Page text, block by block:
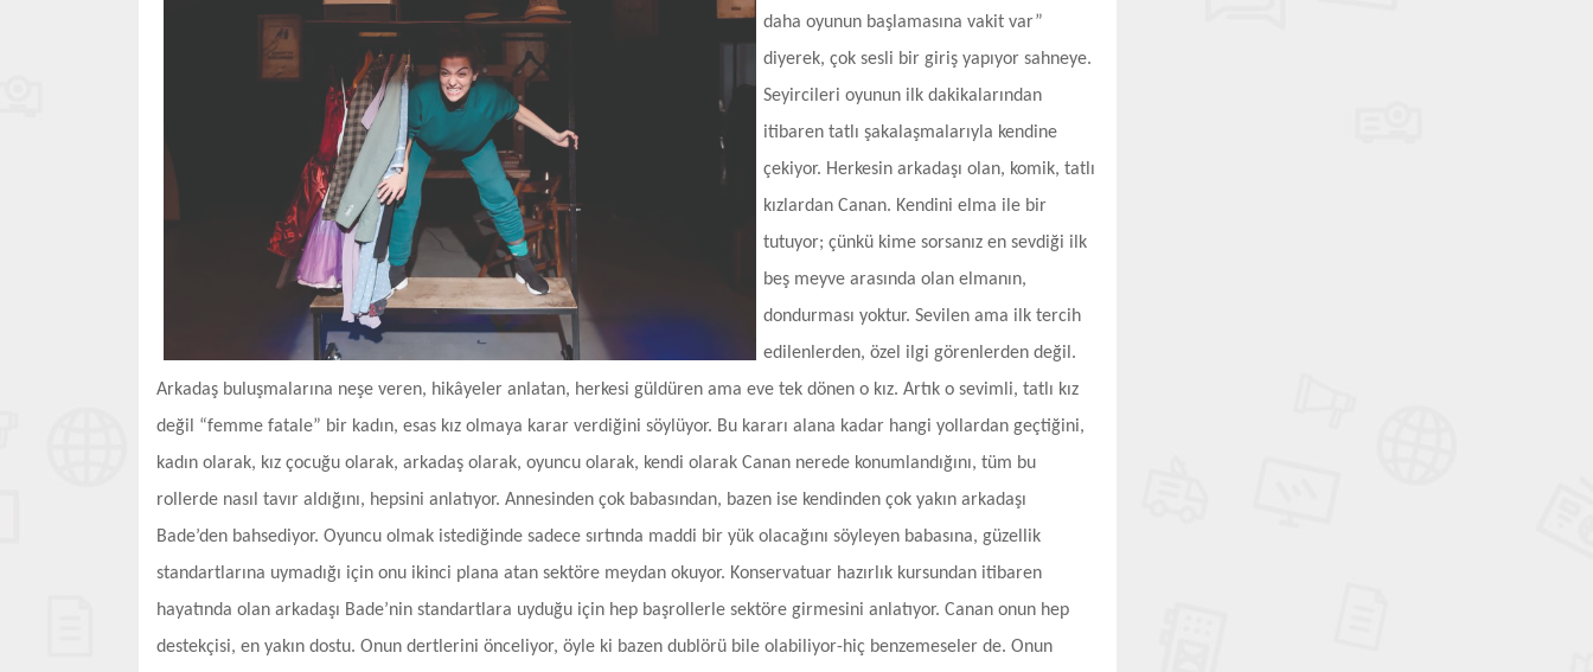
daha oyunun başlamasına vakit var”
diyerek, çok sesli bir giriş yapıyor sahneye.
Seyircileri oyunun ilk dakikalarından
itibaren tatlı şakalaşmalarıyla kendine
çekiyor. Herkesin arkadaşı olan, komik, tatlı
kızlardan Canan. Kendini elma ile bir
tutuyor; çünkü kime sorsanız en sevdiği ilk
beş meyve arasında olan elmanın,
dondurması yoktur. Sevilen ama ilk tercih
edilenlerden, özel ilgi görenlerden değil.
Arkadaş buluşmalarına neşe veren, hikâyeler anlatan, herkesi güldüren ama eve tek dönen o kız. Artık o sevimli, tatlı kız
değil “femme fatale” bir kadın, esas kız olmaya karar verdiğini söylüyor. Bu kararı alana kadar hangi yollardan geçtiğini,
kadın olarak, kız çocuğu olarak, arkadaş olarak, oyuncu olarak, kendi olarak Canan nerede konumlandığını, tüm bu
rollerde nasıl tavır aldığını, hepsini anlatıyor. Annesinden çok babasından, bazen ise kendinden çok yakın arkadaşı
Bade’den bahsediyor. Oyuncu olmak istediğinde sadece sırtında maddi bir yük olacağını söyleyen babasına, güzellik
standartlarına uymadığı için onu ikinci plana atan sektöre meydan okuyor. Konservatuar hazırlık kursundan itibaren
hayatında olan arkadaşı Bade’nin standartlara uyduğu için hep başrollerle sektöre girmesini anlatıyor. Canan onun hep
destekçisi, en yakın dostu. Onun dertlerini önceliyor, öyle ki bazen dublörü bile olabiliyor-hiç benzemeseler de. Onun